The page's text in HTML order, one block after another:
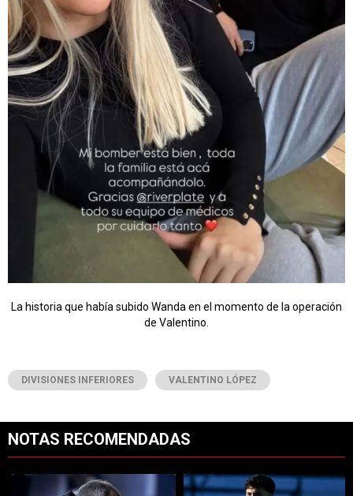
La historia que había subido Wanda en el momento de la operación
de Valentino.
DIVISIONES INFERIORES VALENTINO LÓPEZ
NOTAS RECOMENDADAS
Un artículo de tendencia con el título "Se define el futuro de
Un artículo de tendencia con el